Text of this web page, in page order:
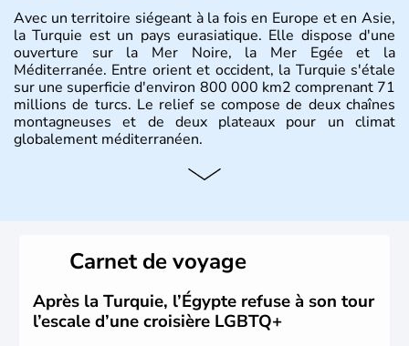
Avec un territoire siégeant à la fois en Europe et en Asie,
la Turquie est un pays eurasiatique. Elle dispose d'une
ouverture sur la Mer Noire, la Mer Egée et la
Méditerranée. Entre orient et occident, la Turquie s'étale
sur une superficie d'environ 800 000 km2 comprenant 71
millions de turcs. Le relief se compose de deux chaînes
montagneuses et de deux plateaux pour un climat
globalement méditerranéen.
Histoire et administration
qui constitueront en 1299 les fondations de l'Empire
ottoman. Après avoir rattaché l'Anatolie et la Thrace
orientale au territoire turc, la République est proclamée
le 29 octobre 1923. Ankara remplace alors Istanbul au
titre de capitale du pays.
Carnet de voyage
Après la Turquie, l’Égypte refuse à son tour
l’escale d’une croisière LGBTQ+